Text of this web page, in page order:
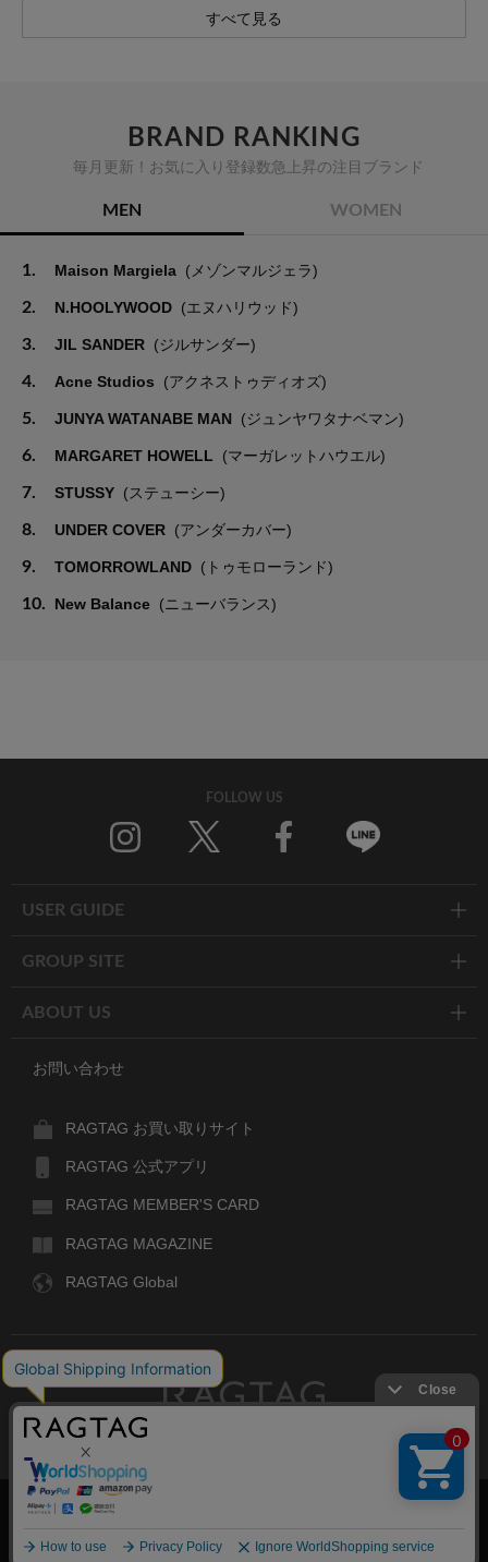
すべて見る
BRAND RANKING
毎月更新！お気に入り登録数急上昇の注目ブランド
MEN WOMEN
1. Maison Margiela (メゾンマルジェラ)
2. N.HOOLYWOOD (エヌハリウッド)
3. JIL SANDER (ジルサンダー)
4. Acne Studios (アクネストゥディオズ)
5. JUNYA WATANABE MAN (ジュンヤワタナベマン)
6. MARGARET HOWELL (マーガレットハウエル)
7. STUSSY (ステューシー)
8. UNDER COVER (アンダーカバー)
9. TOMORROWLAND (トゥモローランド)
10. New Balance (ニューバランス)
FOLLOW US
USER GUIDE
GROUP SITE
ABOUT US
お問い合わせ
RAGTAG お買い取りサイト
RAGTAG 公式アプリ
RAGTAG MEMBER'S CARD
RAGTAG MAGAZINE
RAGTAG Global
デザイナーズブランドのユーズド・セレクトショップ
COPYRIGHT© TIN PAN ALLEY CO., LTD. ALL RIGHTS RESERVED.